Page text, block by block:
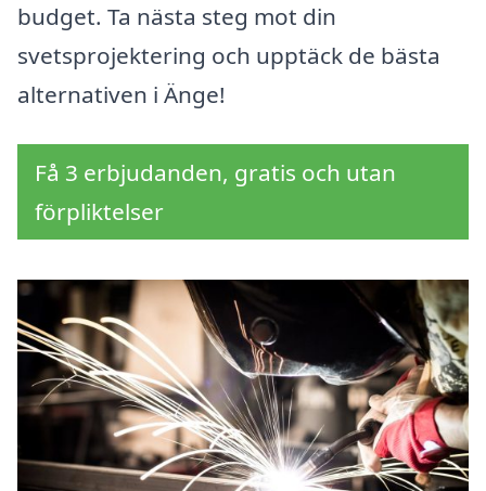
budget. Ta nästa steg mot din
svetsprojektering och upptäck de bästa
alternativen i Änge!
Få 3 erbjudanden, gratis och utan
förpliktelser